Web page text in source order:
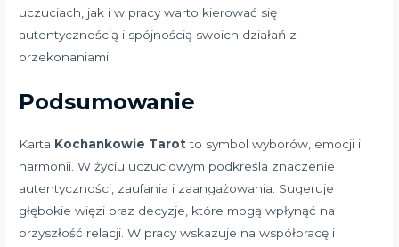
uczuciach, jak i w pracy warto kierować się
autentycznością i spójnością swoich działań z
przekonaniami.
Podsumowanie
Karta Kochankowie Tarotto symbol wyborów, emocji i
harmonii. W życiu uczuciowym podkreśla znaczenie
autentyczności, zaufania i zaangażowania. Sugeruje
głębokie więzi oraz decyzje, które mogą wpłynąć na
przyszłość relacji. W pracy wskazuje na współpracę i